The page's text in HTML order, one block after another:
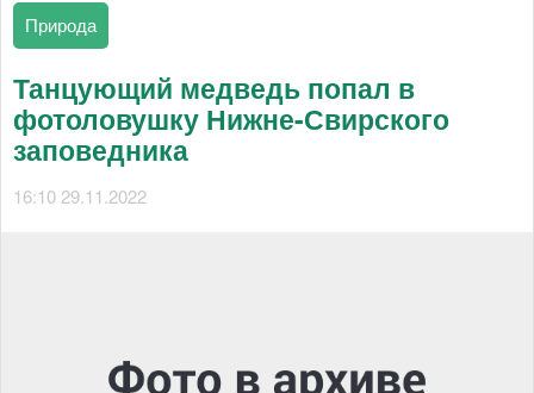
Природа
Танцующий медведь попал в
фотоловушку Нижне-Свирского
заповедника
16:10 29.11.2022